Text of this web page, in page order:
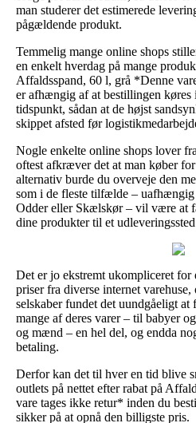
man studerer det estimerede
pågældende produkt.
Temmelig mange online shops
en enkelt hverdag på mange
Affaldsspand, 60 l, grå *Denne
er afhængig af at bestillingen køres
tidspunkt, sådan at de højst
skippet afsted før
Nogle enkelte online shops lover
oftest afkræver det at man køber
alternativ burde du overveje den
som i de fleste tilfælde –
Odder eller Skælskør – vil være at
dine produkter til et
Det er jo ekstremt ukompliceret for
priser fra diverse internet
selskaber fundet det uundgåeligt at
mange af deres varer – til babyer
og mænd – en hel del, og endda
betaling.
Derfor kan det til hver en tid blive
outlets på nettet efter rabat på
vare tages ikke retur* inden du
sikker på at opnå den billigste pris.